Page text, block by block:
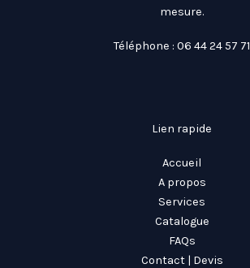
mesure.
Téléphone : 06 44 24 57 71
Lien rapide
Accueil
A propos
Services
Catalogue
FAQs
Contact | Devis